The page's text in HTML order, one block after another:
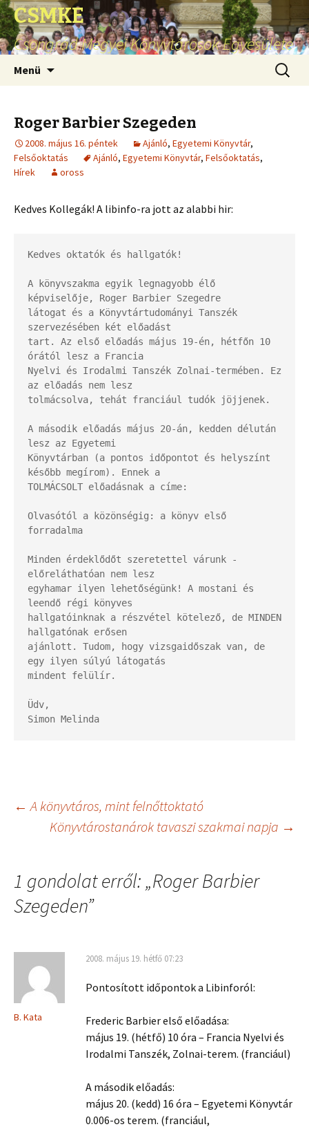
CSMKE
Csongrád Megyei Könyvtárosok Egyesülete
Menü
Roger Barbier Szegeden
2008. május 16. péntek Ajánló, Egyetemi Könyvtár,
Felsőoktatás
Ajánló, Egyetemi Könyvtár, Felsőoktatás,
Hírek
oross
Kedves Kollegák! A libinfo-ra jott az alabbi hir:
Kedves oktatók és hallgatók!
A könyvszakma egyik legnagyobb élő
képviselője, Roger Barbier Szegedre
látogat és a Könyvtártudományi Tanszék
szervezésében két előadást
tart. Az első előadás május 19-én, hétfőn 10
órától lesz a Francia
Nyelvi és Irodalmi Tanszék Zolnai-termében. Ez
az előadás nem lesz
tolmácsolva, tehát franciául tudók jöjjenek.
A második előadás május 20-án, kedden délután
lesz az Egyetemi
Könyvtárban (a pontos időpontot és helyszínt
később megírom). Ennek a
TOLMÁCSOLT előadásnak a címe:
Olvasótól a közönségig: a könyv első
forradalma
Minden érdeklődőt szeretettel várunk -
előreláthatóan nem lesz
egyhamar ilyen lehetőségünk! A mostani és
leendő régi könyves
hallgatóinknak a részvétel kötelező, de MINDEN
hallgatónak erősen
ajánlott. Tudom, hogy vizsgaidőszak van, de
egy ilyen súlyú látogatás
mindent felülír.
Üdv,
Bejegyzés
← A könyvtáros, mint felnőttoktató
Könyvtárostanárok tavaszi szakmai napja →
1 gondolat erről: „Roger Barbier
Szegeden”
B. Kata
2008. május 19. hétfő 07:23
Pontosított időpontok a Libinforól:
Frederic Barbier első előadása:
május 19. (hétfő) 10 óra – Francia Nyelvi és
Irodalmi Tanszék, Zolnai-terem. (franciául)
A második előadás:
május 20. (kedd) 16 óra – Egyetemi Könyvtár
0.006-os terem. (franciául,